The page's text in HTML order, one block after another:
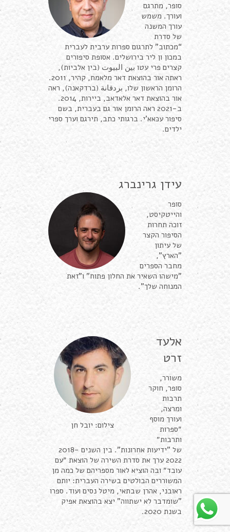
סופר, מתרגם
ועורך. משמש
עורך המשנה
של סדרת
“מכתוב” לתרגום ספרות ערבית לעברית
במכון ון ליר בירושלים. אסופת סיפורים
קצרים פרי עטו بين البيوت (בין אלביות),
ראתה אור בהוצאת דאר מלאמח, קהיר, 2011.
הרומן הראשון שלו, بردقانة (ברדקאנה), ראה
אור בהוצאת דאר אלאדאב, ביירות, 2014.
ב-2021 ראה הרומן אור גם בעברית, בשם
סיפור עכּאא'י. ברגותי כתב, תירגם וערך ספרי
ילדים.
עידן גרינברג
סופר
והייטקיסט,
זוכה תחרות
הסיפור הקצר
של עיתון
"הארץ",
מחבר הספרים
"מישהו השאיר את החלון פתוח" ו"זאת
המנוחה שלך".
צילום: יובל חן
אלעד
זרט
משורר,
סופר, חוקר
תרבות
ומרצה,
ועורך מוסף
״ספרות
ותרבות״
של "ידיעות אחרונות". בין השנים 2018-
2022 ערך את סדרת השירה של הוצאת ״עם
עובד״ ובה הוציא לאור מספריהם של כמה מן
המשוררים הבולטים בשירה העברית: יותם
ראובני, אהרן שבתאי, מיטל נסים ועוד. ספרו
"שומדבר לא ישתווה" יצא בהוצאת אפיק
בשנת 2020.